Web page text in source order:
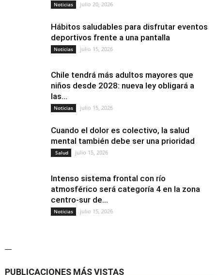
Noticias julio 20, 2026
Hábitos saludables para disfrutar eventos
deportivos frente a una pantalla
Noticias julio 15, 2026
Chile tendrá más adultos mayores que
niños desde 2028: nueva ley obligará a
las...
Noticias julio 15, 2026
Cuando el dolor es colectivo, la salud
mental también debe ser una prioridad
Salud julio 15, 2026
Intenso sistema frontal con río
atmosférico será categoría 4 en la zona
centro-sur de...
Noticias julio 15, 2026
—
PUBLICACIONES MÁS VISTAS